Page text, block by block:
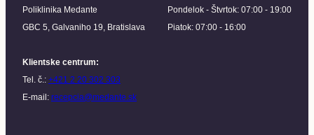
Poliklinika Medante
GBC 5, Galvaniho 19, Bratislava
Pondelok - Štvrtok: 07:00 - 19:00
Piatok: 07:00 - 16:00
Klientske centrum:
Tel. č.: +421 2 20 302 303
E-mail: recepcia@medante.sk